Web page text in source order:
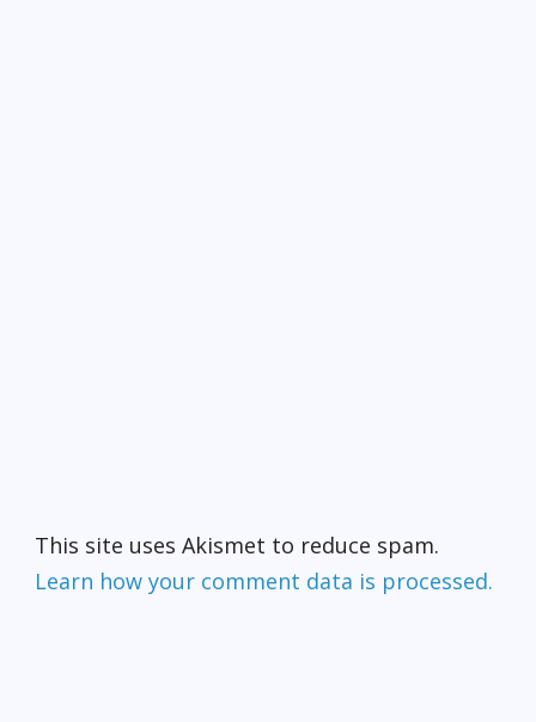
This site uses Akismet to reduce spam.
Learn how your comment data is processed.